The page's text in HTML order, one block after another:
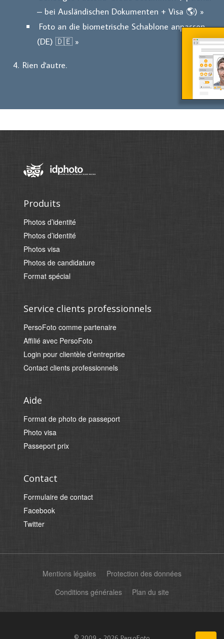
– bei Ausländischen Dokumenten + Visa 🌎) »
Foto an die biometrische Schablone anpassen
(DE) 🇩🇪 »
Rien d'autre.
Produits
Photos d’identité
Photos d’identité
Photos visa
Photos de candidature
Format spécial
Service clients professionnels
PersoFoto comme partenaire
Affilié avec PersoFoto
Login pour clientèle d’entreprise
Contact clients professionnels
Aide
Format de photo de passeport
Photo visa
Passeport prix
Contact
Formulaire de contact
Facebook
Twitter
Mentions légales
Protection des données
Conditions générales
Plan du site